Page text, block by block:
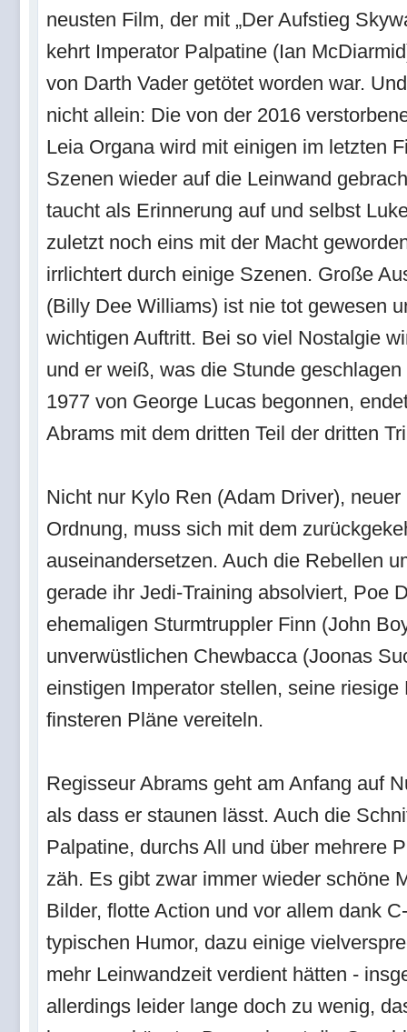
neusten Film, der mit „Der Aufstieg
kehrt Imperator Palpatine (Ian
von Darth Vader getötet worden war.
nicht allein: Die von der 2016
Leia Organa wird mit einigen im letzten
Szenen wieder auf die Leinwand
taucht als Erinnerung auf und selbst
zuletzt noch eins mit der Macht
irrlichtert durch einige Szenen. Große
(Billy Dee Williams) ist nie tot gewesen
wichtigen Auftritt. Bei so viel Nostalgie
und er weiß, was die Stunde
1977 von George Lucas begonnen,
Abrams mit dem dritten Teil der dritten
Nicht nur Kylo Ren (Adam Driver),
Ordnung, muss sich mit dem
auseinandersetzen. Auch die Rebellen
gerade ihr Jedi-Training absolviert, Poe
ehemaligen Sturmtruppler Finn (John
unverwüstlichen Chewbacca (Joonas
einstigen Imperator stellen, seine
finsteren Pläne vereiteln.
Regisseur Abrams geht am Anfang auf
als dass er staunen lässt. Auch die
Palpatine, durchs All und über mehrere
zäh. Es gibt zwar immer wieder schöne
Bilder, flotte Action und vor allem dank
typischen Humor, dazu einige
mehr Leinwandzeit verdient hätten -
allerdings leider lange doch zu wenig,